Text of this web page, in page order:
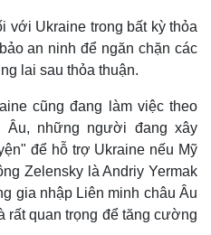
với Ukraine trong bất kỳ thỏa
an ninh để ngăn chặn các
lai sau thỏa thuận.
cũng đang làm việc theo
những người đang xây
để hỗ trợ Ukraine nếu Mỹ
Zelensky là Andriy Yermak
gia nhập Liên minh châu Âu
rất quan trọng để tăng cường